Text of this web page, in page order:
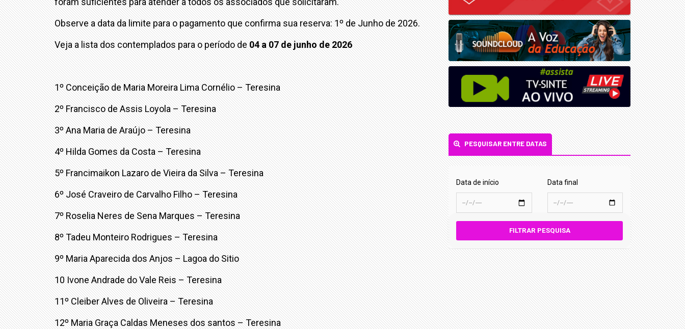
Observe a data da limite para o pagamento que confirma sua reserva: 1º de Junho de 2026.
Veja a lista dos contemplados para o período de04 a 07 de junho de 2026
1º Conceição de Maria Moreira Lima Cornélio – Teresina
2º Francisco de Assis Loyola – Teresina
3º Ana Maria de Araújo – Teresina
4º Hilda Gomes da Costa – Teresina
5º Francimaikon Lazaro de Vieira da Silva – Teresina
6º José Craveiro de Carvalho Filho – Teresina
7º Roselia Neres de Sena Marques – Teresina
8º Tadeu Monteiro Rodrigues – Teresina
9º Maria Aparecida dos Anjos – Lagoa do Sitio
10 Ivone Andrade do Vale Reis – Teresina
11º Cleiber Alves de Oliveira – Teresina
12º Maria Graça Caldas Meneses dos santos – Teresina
PESQUISAR ENTRE DATAS
Data de início Data final
FILTRAR PESQUISA